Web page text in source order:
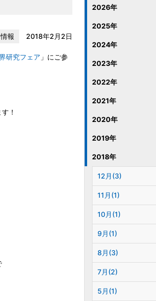
報 2018年2月2日
研究フェア 」にご参
！
2026年
2025年
2024年
2023年
2022年
2021年
2020年
2019年
2018年
12月(3)
11月(1)
10月(1)
9月(1)
8月(3)
7月(2)
5月(1)